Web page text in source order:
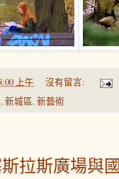
上午
沒有留言:
,新城區,新藝術
斯拉斯廣場與